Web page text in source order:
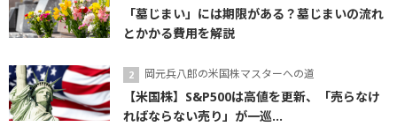
「墓じまい」には期限がある？墓じまいの流れ
とかかる費用を解説
岡元兵八郎の米国株マスターへの道
【米国株】S&P500は高値を更新、「売らなけ
ればならない売り」が一巡...